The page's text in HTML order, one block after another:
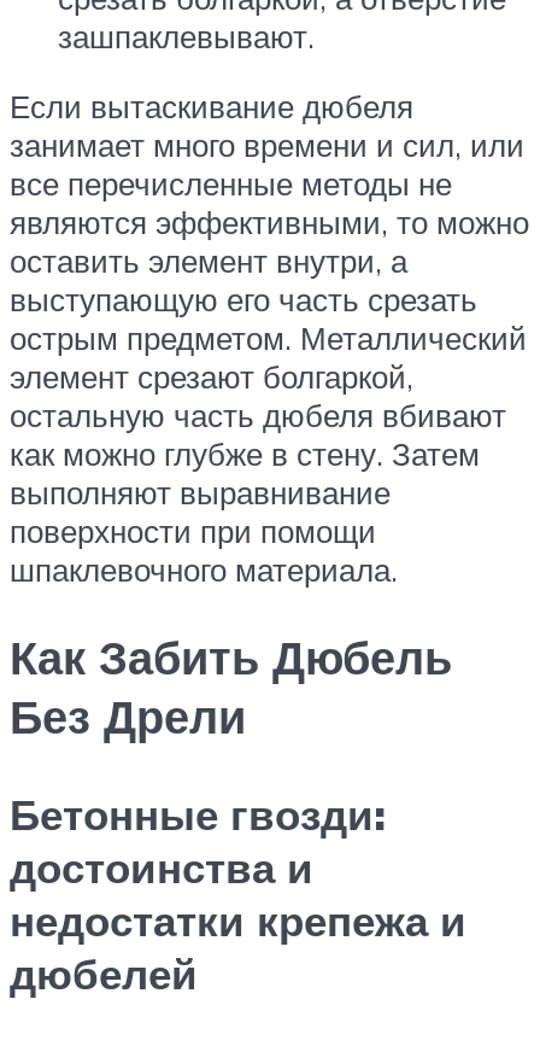
зашпаклевывают.
Если вытаскивание дюбеля
занимает много времени и сил, или
все перечисленные методы не
являются эффективными, то можно
оставить элемент внутри, а
выступающую его часть срезать
острым предметом. Металлический
элемент срезают болгаркой,
остальную часть дюбеля вбивают
как можно глубже в стену. Затем
выполняют выравнивание
поверхности при помощи
шпаклевочного материала.
Как Забить Дюбель
Без Дрели
Бетонные гвозди:
достоинства и
недостатки крепежа и
дюбелей